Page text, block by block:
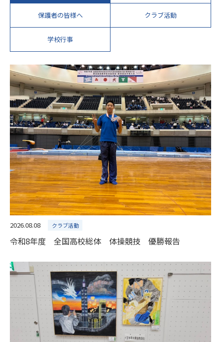
保護者の皆様へ クラブ活動
学校行事
2026.08.08 クラブ活動
令和8年度 全国高校総体 体操競技 優勝報告